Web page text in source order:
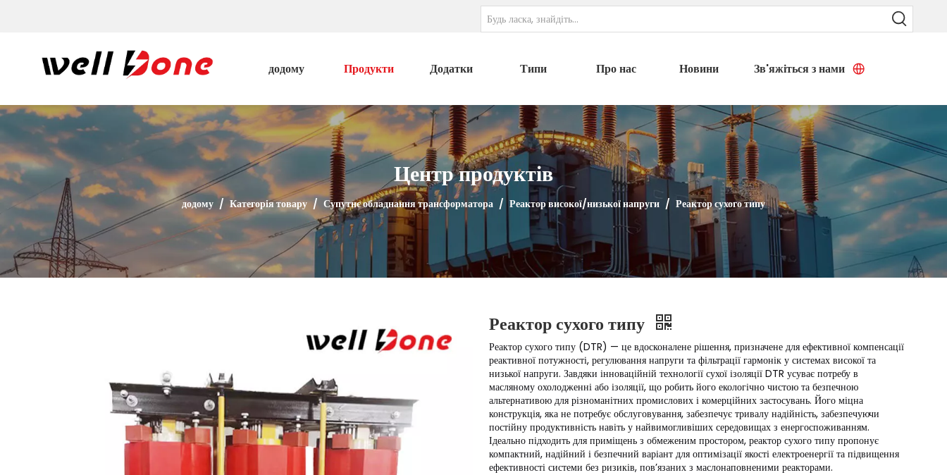
додому Продукти Додатки Типи Про нас Новини Зв'яжіться з нами
Центр продуктів
додому / Категорія товару / Супутнє обладнання трансформатора / Реактор високої/низької напруги / Реактор сухого типу
Реактор сухого типу
Реактор сухого типу (DTR) — це вдосконалене рішення, призначене для ефективної компенсації
реактивної потужності, регулювання напруги та фільтрації гармонік у системах високої та
низької напруги. Завдяки інноваційній технології сухої ізоляції DTR усуває потребу в
масляному охолодженні або ізоляції, що робить його екологічно чистою та безпечною
альтернативою для різноманітних промислових і комерційних застосувань. Його міцна
конструкція, яка не потребує обслуговування, забезпечує тривалу надійність, забезпечуючи
постійну продуктивність навіть у найвимогливіших середовищах з енергоспоживанням.
Ідеально підходить для приміщень з обмеженим простором, реактор сухого типу пропонує
компактний, надійний і безпечний варіант для оптимізації якості електроенергії та підвищення
ефективності системи без ризиків, пов’язаних з маслонаповненими реакторами.